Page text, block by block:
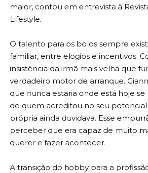
maior, contou em entrevista à
Lifestyle.
O talento para os bolos sempre
familiar, entre elogios e incentivos.
insistência da irmã mais velha que
verdadeiro motor de arranque.
que nunca estaria onde está hoje se
de quem acreditou no seu
própria ainda duvidava. Esse
perceber que era capaz de muito
querer e fazer acontecer.
A transição do hobby para a